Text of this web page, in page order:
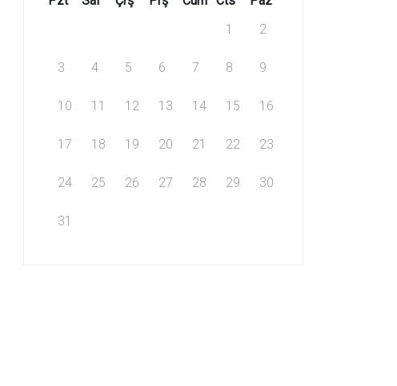
1
2
3 4 5 6 7 8 9
10 11 12 13 14 15 16
17 18 19 20 21 22 23
24 25 26 27 28 29 30
31